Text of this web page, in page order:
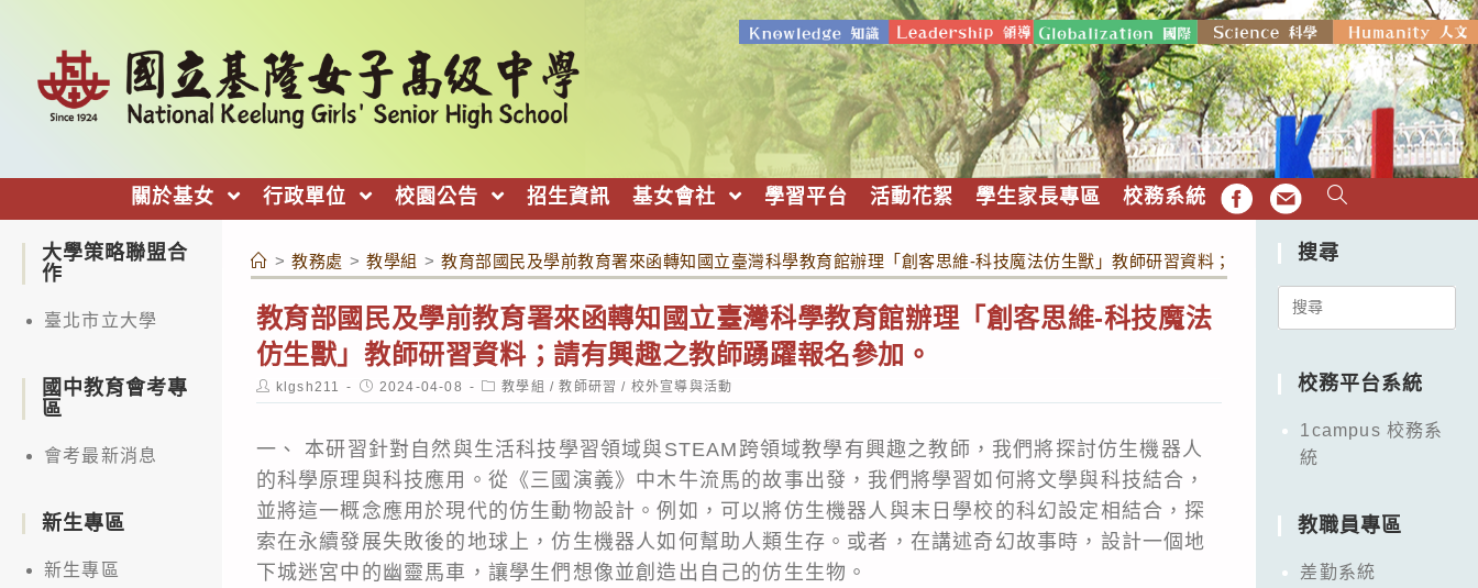
關於基女 行政單位 校園公告 招生資訊 基女會社 學習平台 活動花絮 學生家長專區 校務系統 FB EMAIL
> 教務處 > 教學組 > 教育部國民及學前教育署來函轉知國立臺灣科學教育館辦理「創客思維-科技魔法仿生獸」教師研習資料；請有興趣之教師踴躍報名參加。
教育部國民及學前教育署來函轉知國立臺灣科學教育館辦理「創客思維-科技魔法
仿生獸」教師研習資料；請有興趣之教師踴躍報名參加。
Post
author:
klgsh211
Post
published:
2024-04-08
Post
category:
教學組 / 教師研習 / 校外宣導與活動
一、 本研習針對自然與生活科技學習領域與STEAM跨領域教學有興趣之教師，我們將探討仿生機器人
的科學原理與科技應用。從《三國演義》中木牛流馬的故事出發，我們將學習如何將文學與科技結合，
並將這一概念應用於現代的仿生動物設計。例如，可以將仿生機器人與末日學校的科幻設定相結合，探
索在永續發展失敗後的地球上，仿生機器人如何幫助人類生存。或者，在講述奇幻故事時，設計一個地
下城迷宮中的幽靈馬車，讓學生們想像並創造出自己的仿生生物。
大學策略聯盟合
作
臺北市立大學
國中教育會考專
區
會考最新消息
新生專區
新生專區
搜尋
Search
校務平台系統
1campus 校務系
統
教職員專區
差勤系統